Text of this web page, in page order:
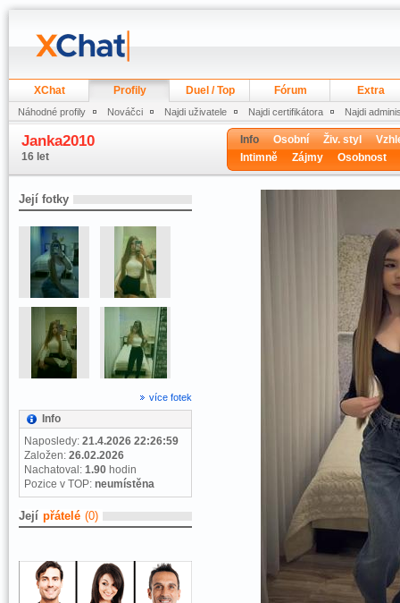
XChat Profily Duel / Top Fórum Extra
Náhodné profily Nováčci Najdi uživatele Najdi certifikátora Najdi
Janka2010
16 let
Info Osobní Živ. styl
Intimně
Zájmy Osobnost
Její fotky
více fotek
Info
Naposledy: 21.4.2026 22:26:59
Založen: 26.02.2026
Nachatoval: 1.90 hodin
Pozice v TOP: neumístěna
Její přátelé (0)